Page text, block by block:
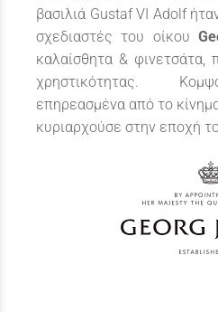
βασιλιά Gustaf VI Adolf
σχεδιαστές του οίκου
καλαίσθητα &
χρηστικότητας.
επηρεασμένα από το
κυριαρχούσε στην εποχή